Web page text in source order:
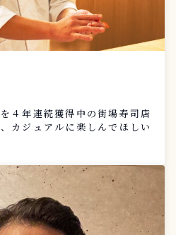
４年連続獲得中の街場寿司店
カジュアルに楽しんでほしい